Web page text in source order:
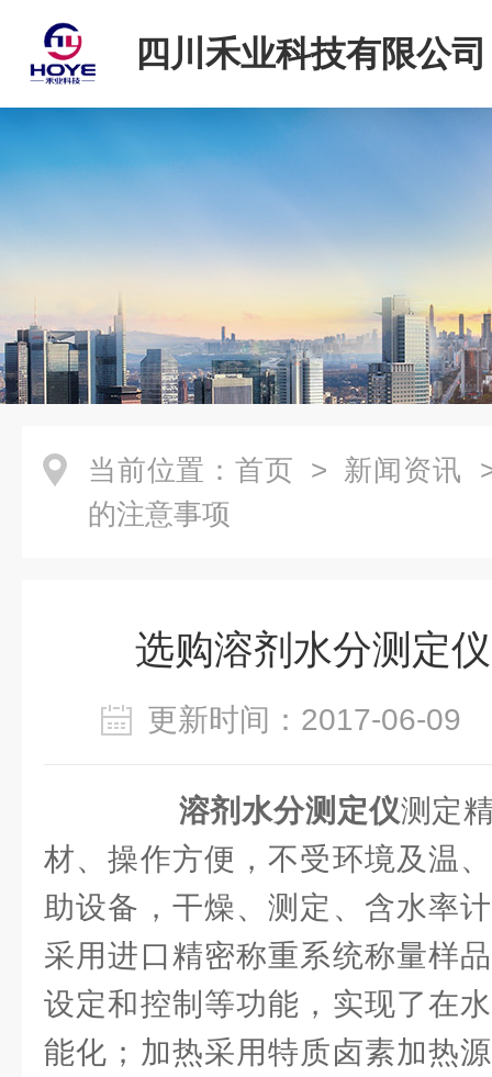
四川禾业科技有限公司
当前位置： 首页 > 新闻资讯
的注意事项
选购溶剂水分测定
更新时间：2017-06-
溶剂水分测定仪测定
材、操作方便，不受环境及温
助设备，干燥、测定、含水率
采用进口精密称重系统称量样
设定和控制等功能，实现了在
能化；加热采用特质卤素加热